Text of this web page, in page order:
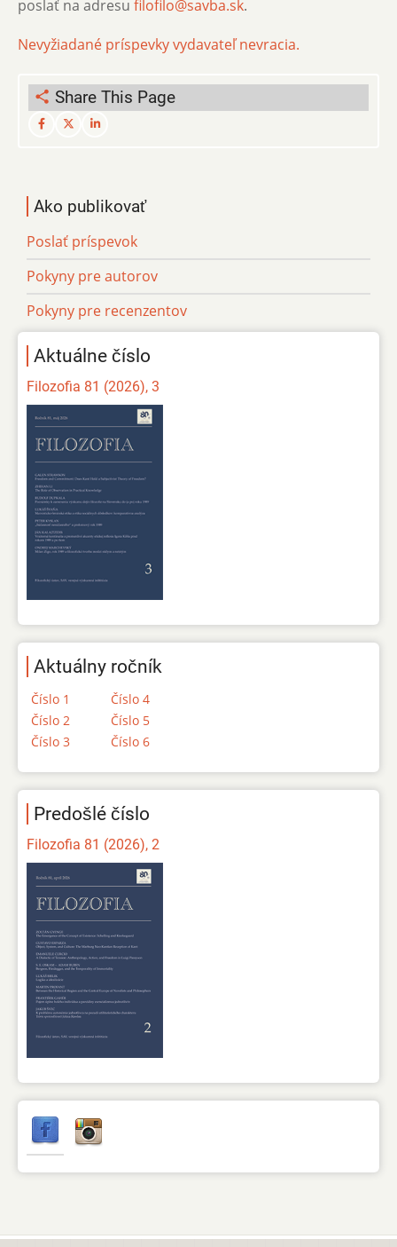
poslať na adresu filofilo@savba.sk.
Nevyžiadané príspevky vydavateľ nevracia.
Share This Page
Ako publikovať
Poslať príspevok
Pokyny pre autorov
Pokyny pre recenzentov
Aktuálne číslo
Filozofia 81 (2026), 3
Aktuálny ročník
Číslo 1
Číslo 2
Číslo 3
Číslo 4
Číslo 5
Číslo 6
Predošlé číslo
Filozofia 81 (2026), 2